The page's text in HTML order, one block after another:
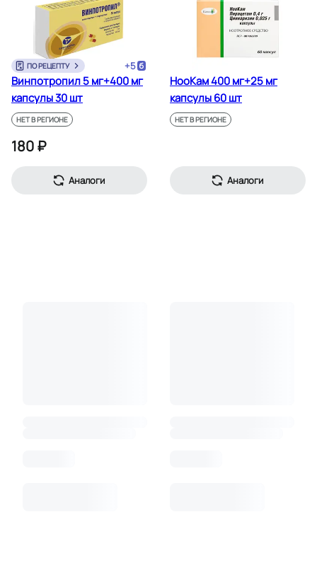
ПО РЕЦЕПТУ +5
Винпотропил 5 мг+400 мг
капсулы 30 шт
НЕТ В РЕГИОНЕ
180 ₽
Аналоги
НооКам 400 мг+25 мг
капсулы 60 шт
НЕТ В РЕГИОНЕ
Аналоги